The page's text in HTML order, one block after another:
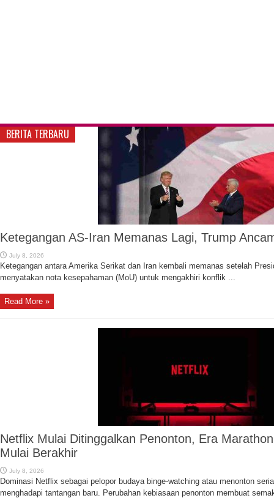
BERITA TERBARU
Ketegangan AS-Iran Memanas Lagi, Trump
July 8, 2026
Ketegangan antara Amerika Serikat dan Iran kembali memanas setelah
menyatakan nota kesepahaman (MoU) untuk mengakhiri konflik ...
Read More »
Netflix Mulai Ditinggalkan Penonton, Era
Mulai Berakhir
July 8, 2026
Dominasi Netflix sebagai pelopor budaya binge-watching atau menonton
menghadapi tantangan baru. Perubahan kebiasaan penonton membuat